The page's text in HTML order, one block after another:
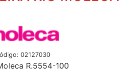
02127030
R.5554-100